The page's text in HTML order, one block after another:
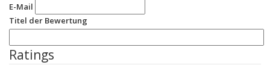
E-Mail
Titel der Bewertung
Ratings